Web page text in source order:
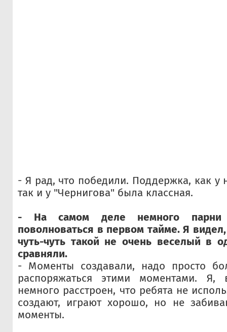
- Я рад, что победили. Поддержка, как у
так и у "Чернигова" была классная.
- На самом деле немного парни
поволноваться в первом тайме. Я
чуть-чуть такой не очень веселый в
сравняли.
- Моменты создавали, надо просто
распоряжаться этими моментами.
немного расстроен, что ребята не
создают, играют хорошо, но не
моменты.